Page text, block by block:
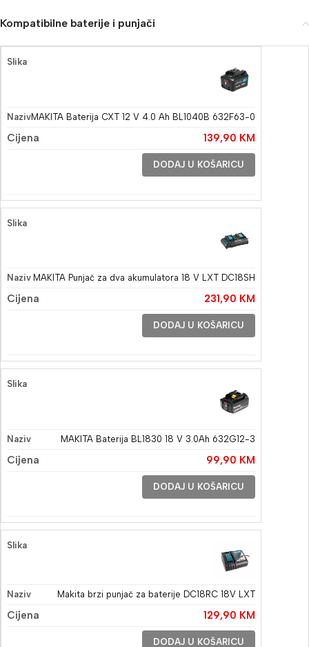
Kompatibilne baterije i punjači
MAKITA Baterija CXT 12 V 4.0 Ah BL1040B 632F63-0
139,90 KM
DODAJ U KOŠARICU
MAKITA Punjač za dva akumulatora 18 V LXT DC18SH
231,90 KM
DODAJ U KOŠARICU
MAKITA Baterija BL1830 18 V 3.0Ah 632G12-3
99,90 KM
DODAJ U KOŠARICU
Makita brzi punjač za baterije DC18RC 18V LXT
129,90 KM
DODAJ U KOŠARICU